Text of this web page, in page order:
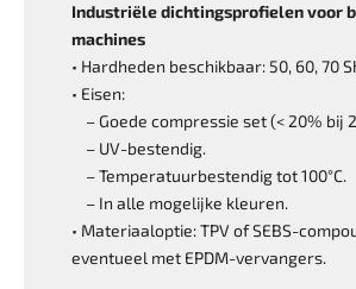
Industriële dichtingsprofielen voor
machines
• Hardheden beschikbaar: 50, 60, 70
• Eisen:
– Goede compressie set (< 20% bij
– UV-bestendig.
– Temperatuurbestendig tot 100°C.
– In alle mogelijke kleuren.
• Materiaaloptie: TPV of SEBS-
eventueel met EPDM-vervangers.